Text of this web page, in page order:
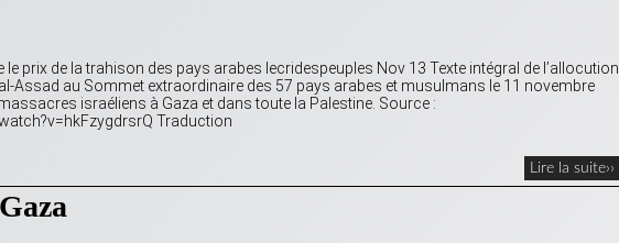
le prix de la trahison des pays arabes lecridespeuples Nov 13 Texte intégral de l’allocution
Assad au Sommet extraordinaire des 57 pays arabes et musulmans le 11 novembre
israéliens à Gaza et dans toute la Palestine. Source :
Traduction
Lire la suite››